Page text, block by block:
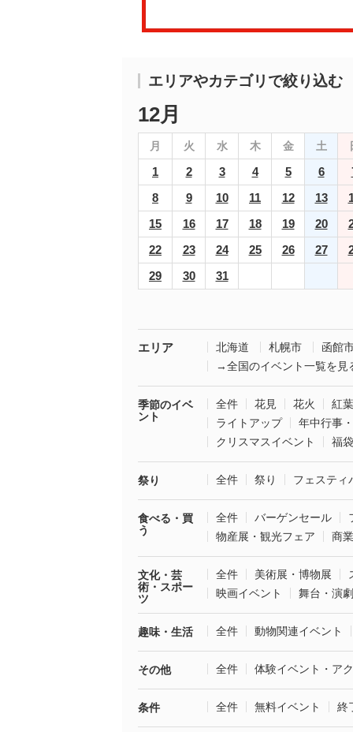
エリアやカテゴリで絞り込む
12月
月 火 水 木 金 土
1 2 3 4 5 6
8
9 10 11 12 13
15
16 17 18 19 20
22
23 24 25 26 27
29
30 31
エリア 北海道 札幌市
函館
→全国のイベント一覧を見
季節のイベ
ント
全件 花見 花火
紅葉
ライトアップ
年中行事
クリスマスイベント
福
祭り 全件 祭り フェスティ
食べる・買
う
全件 バーゲンセール
物産展・観光フェア
商
文化・芸
術・スポー
ツ
全件 美術展・博物展
映画イベント
舞台・演劇
趣味・生活 全件 動物関連イベント
その他 全件 体験イベント・ア
条件 全件 無料イベント 終